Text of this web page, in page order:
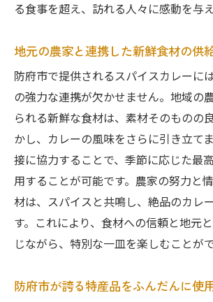
る食事を超え、訪れる人々に感動を与え
地元の農家と連携した新鮮食材の供
防府市で提供されるスパイスカレーに
の強力な連携が欠かせません。地域の
られる新鮮な食材は、素材そのものの
かし、カレーの風味をさらに引き立て
接に協力することで、季節に応じた最
用することが可能です。農家の努力と
材は、スパイスと共鳴し、絶品のカレ
す。これにより、食材への信頼と地元
じながら、特別な一皿を楽しむことがで
防府市が誇る特産品をふんだんに使